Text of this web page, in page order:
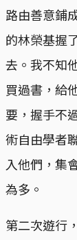
路由善意鋪
的林榮基握
去。我不知
買過書，給
要，握手不
術自由學者
入他們，集
為多。
第二次遊行